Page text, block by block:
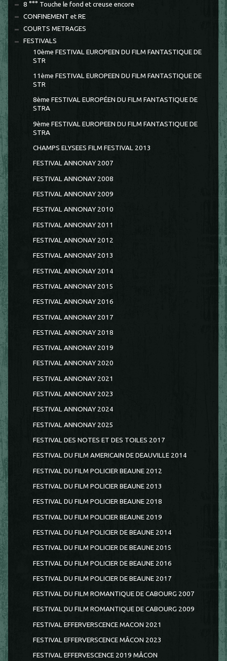
8 °°° Touche le fond et creuse encore
CONFINEMENT et RE
COURTS METRAGES
FESTIVALS
10ème FESTIVAL EUROPEEN DU FILM FANTASTIQUE DE
STR
11ème FESTIVAL EUROPEEN DU FILM FANTASTIQUE DE
STR
8ème FESTIVAL EUROPÉEN DU FILM FANTASTIQUE DE
STRA
9ème FESTIVAL EUROPEEN DU FILM FANTASTIQUE DE
STRA
CHAMPS ELYSEES FILM FESTIVAL 2013
FESTIVAL ANNONAY 2007
FESTIVAL ANNONAY 2008
FESTIVAL ANNONAY 2009
FESTIVAL ANNONAY 2010
FESTIVAL ANNONAY 2011
FESTIVAL ANNONAY 2012
FESTIVAL ANNONAY 2013
FESTIVAL ANNONAY 2014
FESTIVAL ANNONAY 2015
FESTIVAL ANNONAY 2016
FESTIVAL ANNONAY 2017
FESTIVAL ANNONAY 2018
FESTIVAL ANNONAY 2019
FESTIVAL ANNONAY 2020
FESTIVAL ANNONAY 2021
FESTIVAL ANNONAY 2023
FESTIVAL ANNONAY 2024
FESTIVAL ANNONAY 2025
FESTIVAL DES NOTES ET DES TOILES 2017
FESTIVAL DU FILM AMERICAIN DE DEAUVILLE 2014
FESTIVAL DU FILM POLICIER BEAUNE 2012
FESTIVAL DU FILM POLICIER BEAUNE 2013
FESTIVAL DU FILM POLICIER BEAUNE 2018
FESTIVAL DU FILM POLICIER BEAUNE 2019
FESTIVAL DU FILM POLICIER DE BEAUNE 2014
FESTIVAL DU FILM POLICIER DE BEAUNE 2015
FESTIVAL DU FILM POLICIER DE BEAUNE 2016
FESTIVAL DU FILM POLICIER DE BEAUNE 2017
FESTIVAL DU FILM ROMANTIQUE DE CABOURG 2007
FESTIVAL DU FILM ROMANTIQUE DE CABOURG 2009
FESTIVAL EFFERVERSCENCE MACON 2021
FESTIVAL EFFERVERSCENCE MÂCON 2023
FESTIVAL EFFERVESCENCE 2019 MÂCON